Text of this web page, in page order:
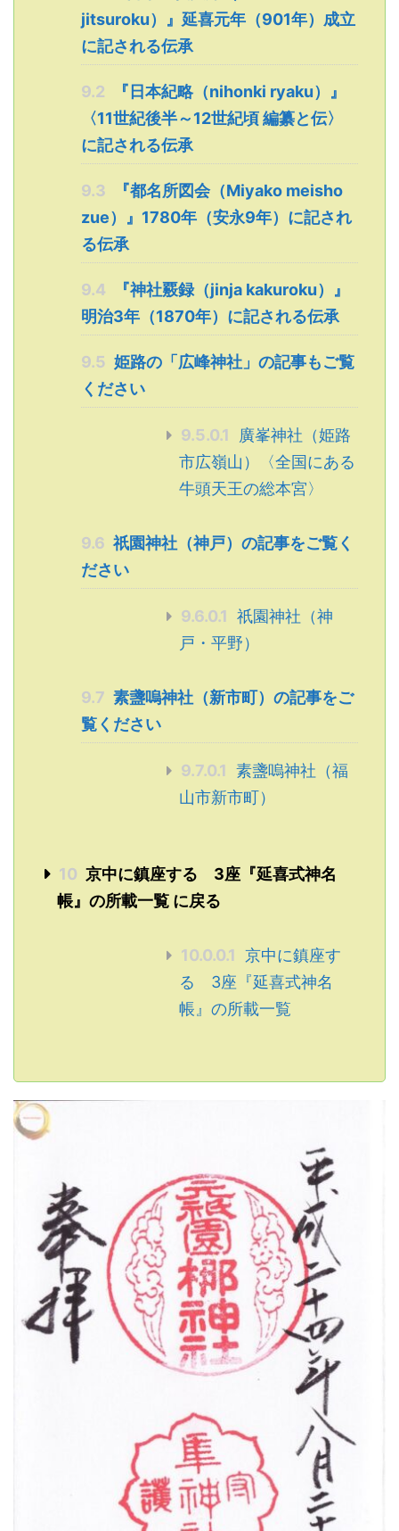
jitsuroku）』延喜元年（901年）成立
に記される伝承
9.2
『日本紀略（nihonki ryaku）』
〈11世紀後半～12世紀頃 編纂と伝〉
に記される伝承
9.3
『都名所図会（Miyako meisho
zue）』1780年（安永9年）に記され
る伝承
9.4
『神社覈録（jinja kakuroku）』
明治3年（1870年）に記される伝承
9.5 姫路の「広峰神社」の記事もご覧
ください
9.5.0.1
廣峯神社（姫路
市広嶺山）〈全国にある
牛頭天王の総本宮〉
9.6 祇園神社（神戸）の記事をご覧く
ださい
9.6.0.1
祇園神社（神
戸・平野）
9.7 素盞嗚神社（新市町）の記事をご
覧ください
9.7.0.1
素盞嗚神社（福
山市新市町）
10 京中に鎮座する 3座『延喜式神名
帳』の所載一覧 に戻る
10.0.0.1
京中に鎮座す
る 3座『延喜式神名
帳』の所載一覧